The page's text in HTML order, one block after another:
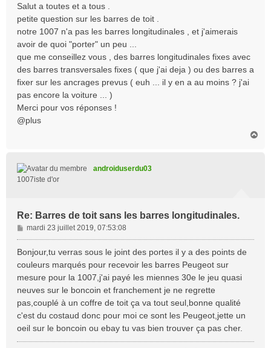
s
g
e
Salut a toutes et a tous .
petite question sur les barres de toit .
notre 1007 n'a pas les barres longitudinales , et j'aimerais
avoir de quoi "porter" un peu ...
que me conseillez vous , des barres longitudinales fixes avec
des barres transversales fixes ( que j'ai deja ) ou des barres a
fixer sur les ancrages prevus ( euh ... il y en a au moins ? j'ai
pas encore la voiture ... )
Merci pour vos réponses !
@plus
androiduserdu03
1007iste d'or
Re: Barres de toit sans les barres longitudinales.
M
e
s
g
e
mardi 23 juillet 2019, 07:53:08
Bonjour,tu verras sous le joint des portes il y a des points de
couleurs marqués pour recevoir les barres Peugeot sur
mesure pour la 1007,j'ai payé les miennes 30e le jeu quasi
neuves sur le boncoin et franchement je ne regrette
pas,couplé à un coffre de toit ça va tout seul,bonne qualité
c'est du costaud donc pour moi ce sont les Peugeot,jette un
oeil sur le boncoin ou ebay tu vas bien trouver ça pas cher.